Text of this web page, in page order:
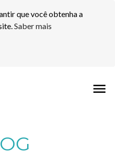
que você obtenha a
Saber mais
menu